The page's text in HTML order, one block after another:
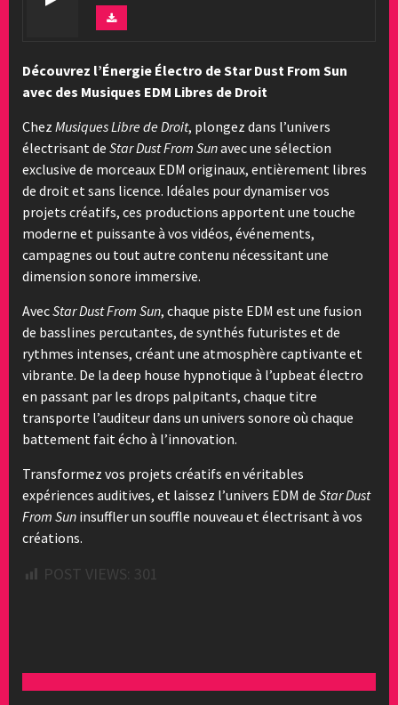
Découvrez l’Énergie Électro de Star Dust From Sun
avec des Musiques EDM Libres de Droit
Chez Musiques Libre de Droit, plongez dans l’univers
électrisant de Star Dust From Sunavec une sélection
exclusive de morceaux EDM originaux, entièrement libres
de droit et sans licence. Idéales pour dynamiser vos
projets créatifs, ces productions apportent une touche
moderne et puissante à vos vidéos, événements,
campagnes ou tout autre contenu nécessitant une
dimension sonore immersive.
AvecStar Dust From Sun, chaque piste EDM est une fusion
de basslines percutantes, de synthés futuristes et de
rythmes intenses, créant une atmosphère captivante et
vibrante. De la deep house hypnotique à l’upbeat électro
en passant par les drops palpitants, chaque titre
transporte l’auditeur dans un univers sonore où chaque
battement fait écho à l’innovation.
Transformez vos projets créatifs en véritables
expériences auditives, et laissez l’univers EDM de Star Dust
From Sun insuffler un souffle nouveau et électrisant à vos
créations.
POST VIEWS: 301